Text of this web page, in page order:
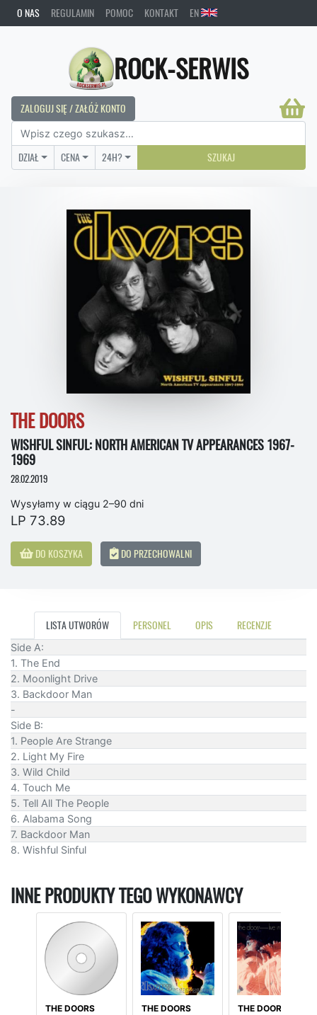
O NAS REGULAMIN POMOC KONTAKT EN
ROCK-SERWIS
ZALOGUJ SIĘ / ZAŁÓŻ KONTO
DZIAŁ CENA 24H? SZUKAJ
THE DOORS
WISHFUL SINFUL: NORTH AMERICAN TV APPEARANCES 1967-
1969
28.02.2019
Wysyłamy w ciągu 2–90 dni
LP 73.89
DO KOSZYKA DO PRZECHOWALNI
LISTA UTWORÓW PERSONEL OPIS RECENZJE
Side A:
1. The End
2. Moonlight Drive
3. Backdoor Man
-
Side B:
1. People Are Strange
2. Light My Fire
3. Wild Child
4. Touch Me
5. Tell All The People
6. Alabama Song
7. Backdoor Man
8. Wishful Sinful
INNE PRODUKTY TEGO WYKONAWCY
THE DOORS
THE DOORS
THE DOORS